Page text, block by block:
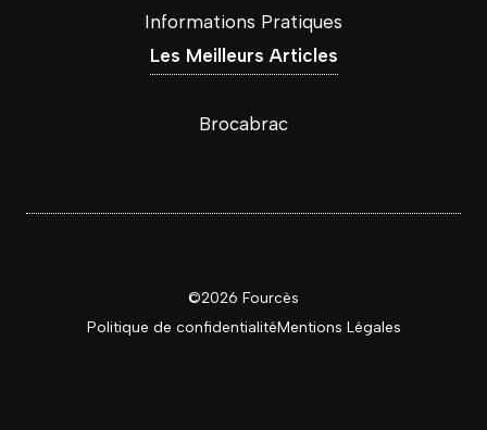
Informations Pratiques
Les Meilleurs Articles
Brocabrac
©2026 Fourcès
Politique de confidentialitéMentions Légales